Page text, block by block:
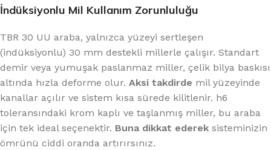
İndüksiyonlu Mil Kullanım Zorunluluğu
TBR 30 UU araba, yalnızca yüzeyi sertleşen
(indüksiyonlu) 30 mm destekli millerle çalışır. Standart
demir veya yumuşak paslanmaz miller, çelik bilya baskısı
altında hızla deforme olur. Aksi takdirde mil yüzeyinde
kanallar açılır ve sistem kısa sürede kilitlenir. h6
toleransındaki krom kaplı ve taşlanmış miller, bu araba
için tek ideal seçenektir. Buna dikkat ederek sisteminizin
ömrünü ciddi oranda artırırsınız.